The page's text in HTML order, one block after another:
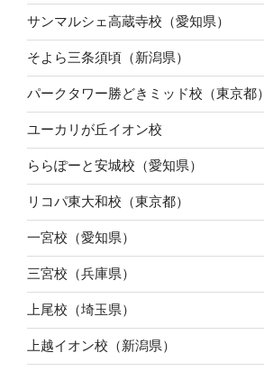
サンマルシェ高蔵寺校（愛知県）
そよら三条須頃（新潟県）
パークタワー勝どきミッド校（東京都）
ユーカリが丘イオン校
ららぽーと安城校（愛知県）
リコパ東大和校（東京都）
一宮校（愛知県）
三宮校（兵庫県）
上尾校（埼玉県）
上越イオン校（新潟県）